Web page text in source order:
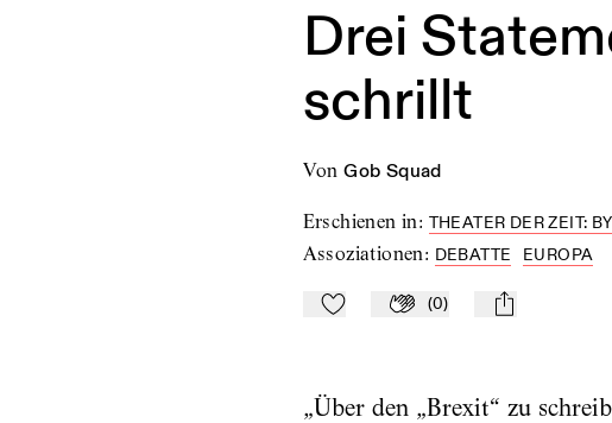
Drei
schrillt
von Gob Squad
Erschienen in: THEATER DER ZEIT:
Assoziationen: DEBATTE EUROPA
Zu Mein-TdZ hinzufügen
Applaudieren
(0) mail
„Über den „Brexit“ zu